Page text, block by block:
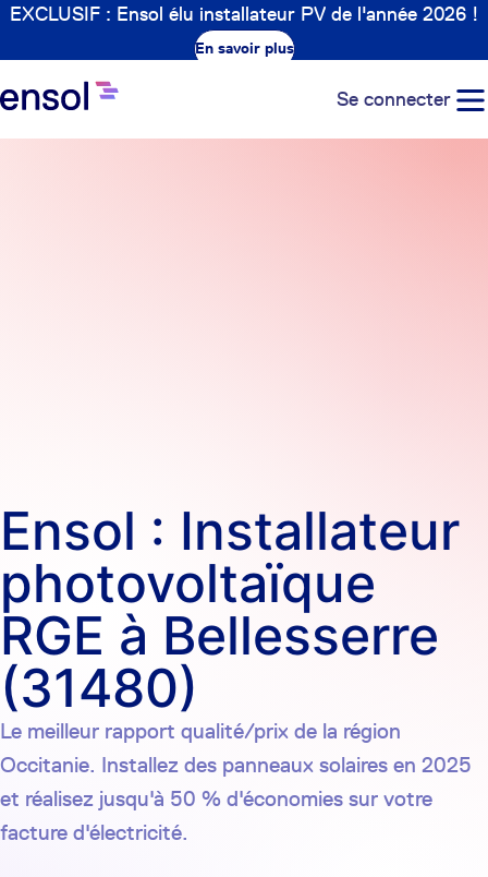
EXCLUSIF : Ensol élu installateur PV de l'année 2026 !
En savoir plus
Se connecter
Ensol : Installateur
photovoltaïque
RGE à Bellesserre
(31480)
Le meilleur rapport qualité/prix de la région
Occitanie. Installez des panneaux solaires en 2025
et réalisez jusqu'à 50 % d'économies sur votre
facture d'électricité.